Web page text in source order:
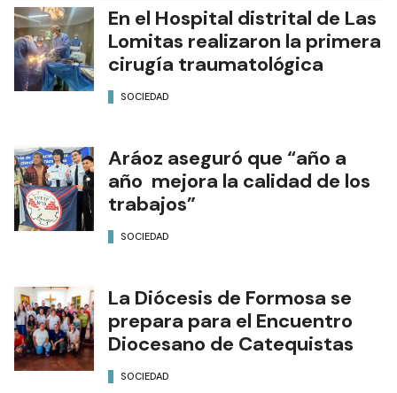
En el Hospital distrital de Las
Lomitas realizaron la primera
cirugía traumatológica
SOCIEDAD
Aráoz aseguró que “año a
año mejora la calidad de los
trabajos”
SOCIEDAD
La Diócesis de Formosa se
prepara para el Encuentro
Diocesano de Catequistas
SOCIEDAD